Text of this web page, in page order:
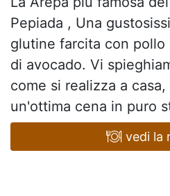
Pepiada , Una
glutine farcita con pollo
di avocado. Vi
come si realizza a
un'ottima cena in puro
vedi la